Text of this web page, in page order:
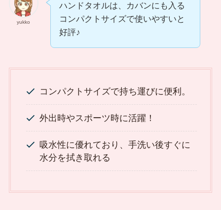
yukko
ハンドタオルは、カバンにも入る
コンパクトサイズで使いやすいと
好評♪
コンパクトサイズで持ち運びに便利。
外出時やスポーツ時に活躍！
吸水性に優れており、手洗い後すぐに
水分を拭き取れる